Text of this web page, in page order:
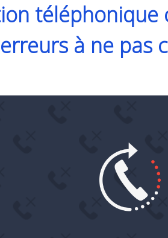
téléphonique
erreurs à ne pas